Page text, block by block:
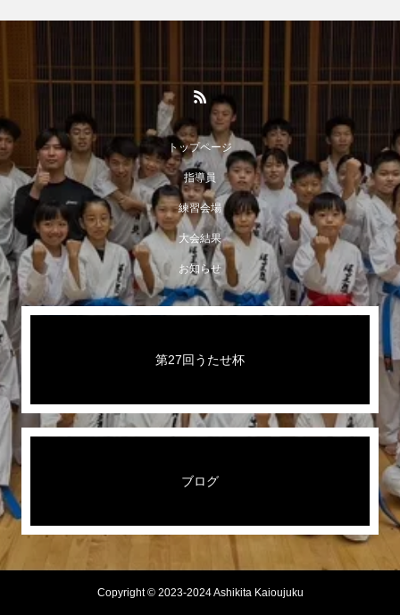
トップページ
指導員
練習会場
大会結果
お知らせ
第27回うたせ杯
ブログ
Copyright © 2023-2024 Ashikita Kaioujuku